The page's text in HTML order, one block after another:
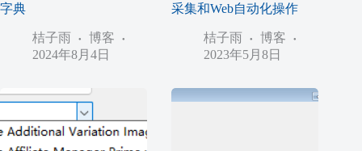
字典
桔子雨
博客
2024年8月4日
采集和Web自动化操作
桔子雨
博客
2023年5月8日